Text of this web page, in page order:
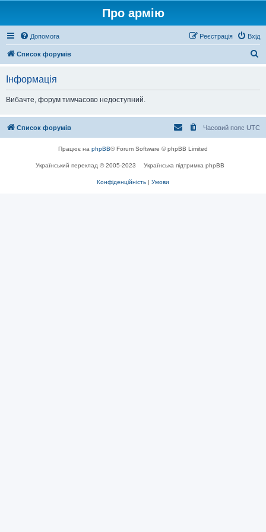
Про армію
Допомога Вхід
Реєстрація
Список форумів
Інформація
Вибачте, форум тимчасово недоступний.
Список форумів Часовий пояс UTC
Працює на phpBB® Forum Software © phpBB Limited
Український переклад © 2005-2023 Українська підтримка phpBB
Конфіденційність | Умови